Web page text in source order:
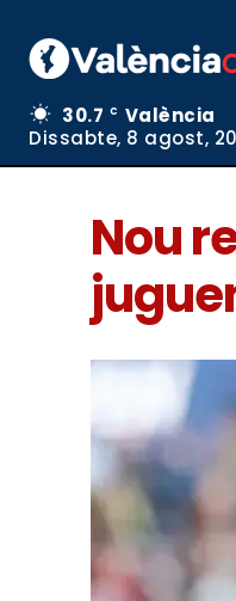
30.7 C
València
Dissabte, 8 agost,
Nou